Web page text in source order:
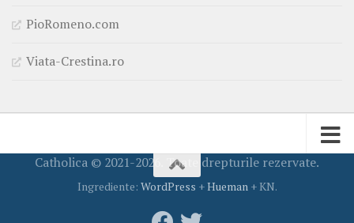
PioRomeno.com
Viata-Crestina.ro
Catholica © 2021-2026. Toate drepturile rezervate.
Ingrediente: WordPress +Hueman+ KN.